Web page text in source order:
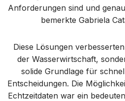
Anforderungen sind und
bemerkte Gabriela
Diese Lösungen
der Wasserwirtschaft,
solide Grundlage für
Entscheidungen. Die
Echtzeitdaten war ein